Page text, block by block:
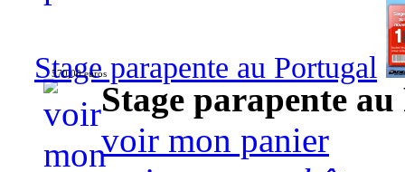
Stage parapente au Portugal
570,00 euros
Stage parapente
voir mon panier